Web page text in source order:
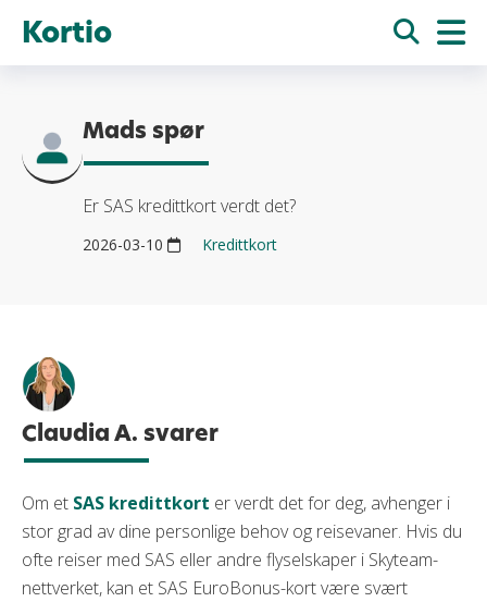
Kortio
Mads spør
Er SAS kredittkort verdt det?
2026-03-10 Kredittkort
Claudia A. svarer
Om et SAS kredittkort er verdt det for deg, avhenger i
stor grad av dine personlige behov og reisevaner. Hvis du
ofte reiser med SAS eller andre flyselskaper i Skyteam-
nettverket, kan et SAS EuroBonus-kort være svært